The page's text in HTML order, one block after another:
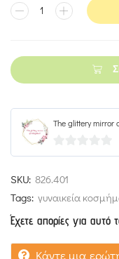
The glittery mirror
0
SKU: 826.401
Tags: γυναικεία
Έχετε απορίες για
Κάντε μια